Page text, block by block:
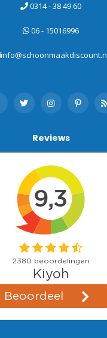
0314 - 38 49 60
06 - 15016996
Reviews